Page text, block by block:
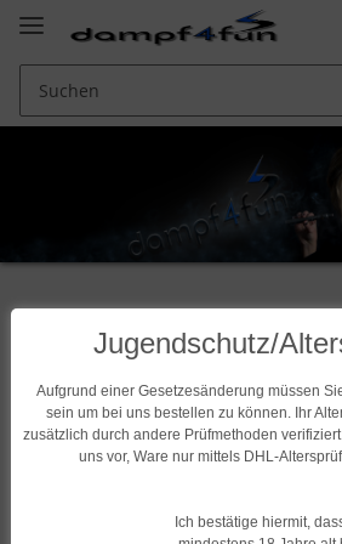
Unsere
Jugendschutz/
Aufgrund einer Gesetzesänderung müssen
sein um bei uns bestellen zu können. Ihr
zusätzlich durch andere Prüfmethoden
uns vor, Ware nur mittels DHL-
Ich bestätige hiermit,